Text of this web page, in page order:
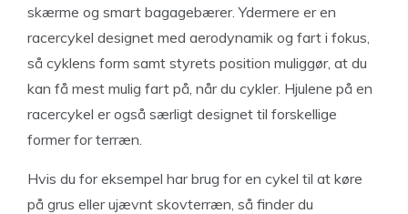
skærme og smart bagagebærer. Ydermere er en
racercykel designet med aerodynamik og fart i fokus,
så cyklens form samt styrets position muliggør, at du
kan få mest mulig fart på, når du cykler. Hjulene på en
racercykel er også særligt designet til forskellige
former for terræn.
Hvis du for eksempel har brug for en cykel til at køre
på grus eller ujævnt skovterræn, så finder du